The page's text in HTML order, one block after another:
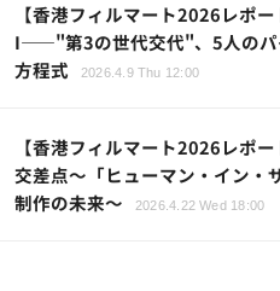
【香港フィルマート2026レポ
I——"第3の世代交代"、5人のパ
方程式
2026.4.9 Thu 12:00
【香港フィルマート2026レポ
交差点～「ヒューマン・イン・
制作の未来～
2026.4.22 Wed 18:00